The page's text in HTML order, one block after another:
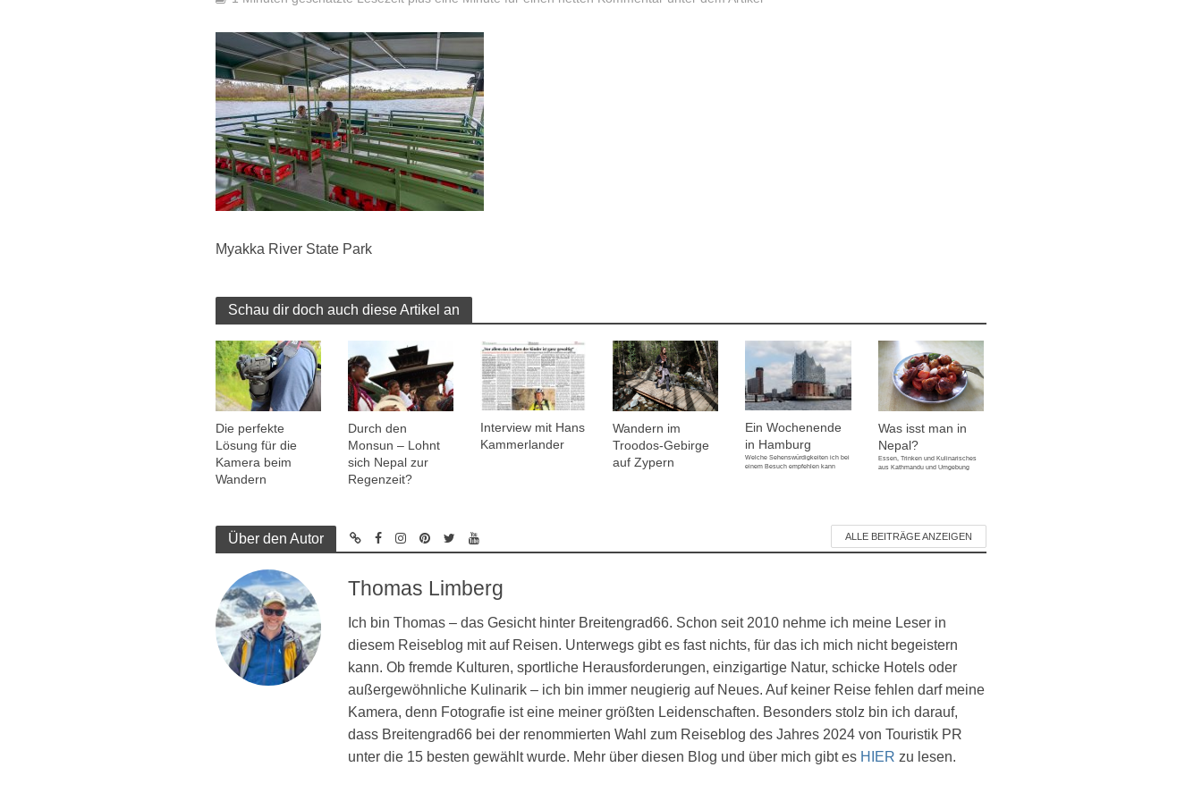
Myakka River State Park
Schau dir doch auch diese Artikel an
Die perfekte
Lösung für die
Kamera beim
Wandern
Durch den
Monsun – Lohnt
sich Nepal zur
Regenzeit?
Interview mit Hans
Kammerlander
Wandern im
Troodos-Gebirge
auf Zypern
Ein Wochenende
in Hamburg
Welche Sehenswürdigkeiten ich bei
einem Besuch empfehlen kann
Was isst man in
Nepal?
Essen, Trinken und Kulinarisches
aus Kathmandu und Umgebung
Über den Autor ALLE BEITRÄGE ANZEIGEN
Thomas Limberg
Ich bin Thomas – das Gesicht hinter Breitengrad66. Schon seit 2010 nehme ich meine Leser in
diesem Reiseblog mit auf Reisen. Unterwegs gibt es fast nichts, für das ich mich nicht begeistern
kann. Ob fremde Kulturen, sportliche Herausforderungen, einzigartige Natur, schicke Hotels oder
außergewöhnliche Kulinarik – ich bin immer neugierig auf Neues. Auf keiner Reise fehlen darf meine
Kamera, denn Fotografie ist eine meiner größten Leidenschaften. Besonders stolz bin ich darauf,
dass Breitengrad66 bei der renommierten Wahl zum Reiseblog des Jahres 2024 von Touristik PR
unter die 15 besten gewählt wurde. Mehr über diesen Blog und über mich gibt es HIER zu lesen.